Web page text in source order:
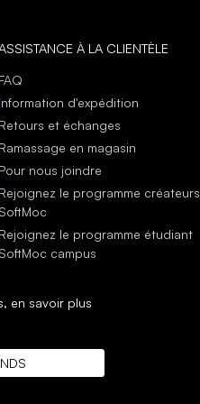
en savoir plus
À LA CLIENTÈLE
FAQ
Information d'expédition
Retours et échanges
Ramassage en magasin
Pour nous joindre
Rejoignez le programme créateurs
SoftMoc
Rejoignez le programme étudiant
SoftMoc campus